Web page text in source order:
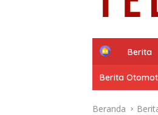
H
m
e
Berita
Berita
Beranda